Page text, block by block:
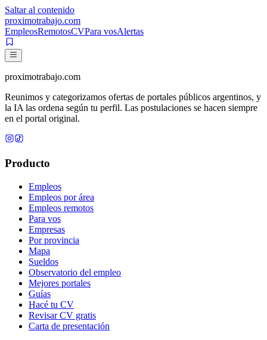
Saltar al contenido
proximotrabajo.com
EmpleosRemotosCVPara vosAlertas
proximotrabajo.com
Reunimos y categorizamos ofertas de portales públicos argentinos, y
la IA las ordena según tu perfil. Las postulaciones se hacen siempre
en el portal original.
Producto
Empleos
Empleos por área
Empleos remotos
Para vos
Empresas
Por provincia
Mapa
Sueldos
Observatorio del empleo
Mejores portales
Guías
Hacé tu CV
Revisar CV gratis
Carta de presentación